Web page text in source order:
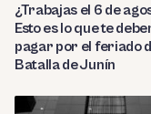
¿Trabajas el 6 de
Esto es lo que te
pagar por el feriado
Batalla de Junín